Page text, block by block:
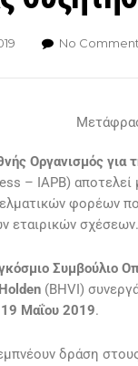
No
Οργανισμός
– IAPB) αποτελεί
φορέων
εταιρικών σχέσεων.
Συμβούλιο
(BHVI)
Μαΐου 2019.
δράση